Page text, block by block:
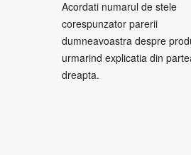
Acordati numarul de stele
corespunzator parerii
dumneavoastra despre
urmarind explicatia din
dreapta.